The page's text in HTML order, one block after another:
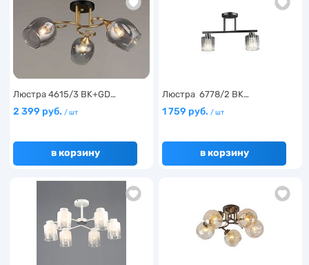
Люстра 4615/3 BK+GD…
2 399 руб. / шт
в корзину
Люстра 6778/2 BK…
1 759 руб. / шт
в корзину